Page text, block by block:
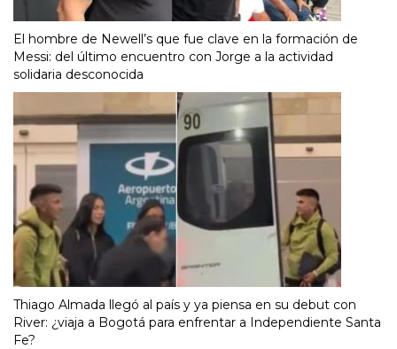
El hombre de Newell’s que fue clave en la formación de
Messi: del último encuentro con Jorge a la actividad
solidaria desconocida
Thiago Almada llegó al país y ya piensa en su debut con
River: ¿viaja a Bogotá para enfrentar a Independiente Santa
Fe?